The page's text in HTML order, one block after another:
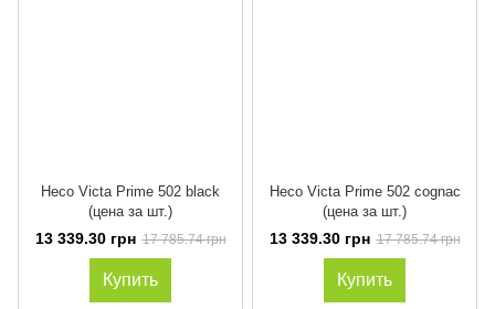
Heco Victa Prime 502 black
(цена за шт.)
13 339.30 грн 17 785.74 грн
Купить
Heco Victa Prime 502 cognac
(цена за шт.)
13 339.30 грн 17 785.74 грн
Купить